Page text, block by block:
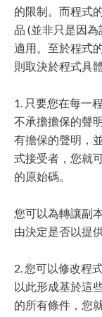
的限制。而程式
品 (並非只是因
適用。至於程式
則取決於程式具
1. 只要您在每一
不承擔擔保的聲
有擔保的聲明，
式接受者，您就
的原始碼。
您可以為轉讓副
由決定是否以提
2. 您可以修改程
以此形成基於這
的所有條件，您